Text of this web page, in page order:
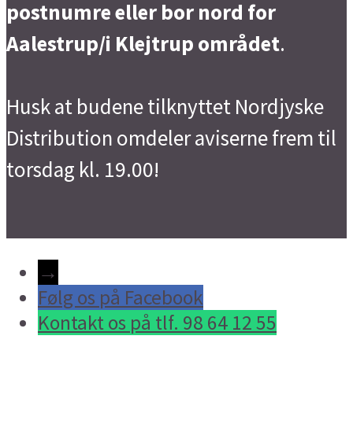
postnumre eller bor nord for
Aalestrup/i Klejtrup området.
Husk at budene tilknyttet Nordjyske
Distribution omdeler aviserne frem til
torsdag kl. 19.00!
→
Følg os på Facebook
Kontakt os på tlf. 98 64 12 55